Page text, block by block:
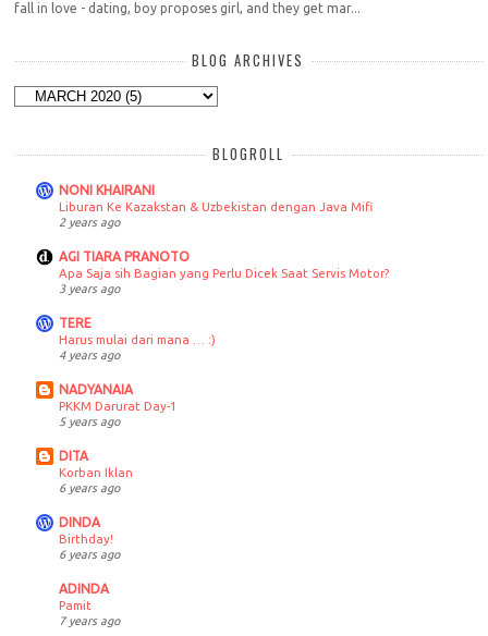
fall in love - dating, boy proposes girl, and they get mar...
BLOG ARCHIVES
BLOGROLL
NONI KHAIRANI
Liburan Ke Kazakstan & Uzbekistan dengan Java Mifi
2 years ago
AGI TIARA PRANOTO
Apa Saja sih Bagian yang Perlu Dicek Saat Servis Motor?
3 years ago
TERE
Harus mulai dari mana … :)
4 years ago
NADYANAIA
PKKM Darurat Day-1
5 years ago
DITA
Korban Iklan
6 years ago
DINDA
Birthday!
6 years ago
ADINDA
Pamit
7 years ago